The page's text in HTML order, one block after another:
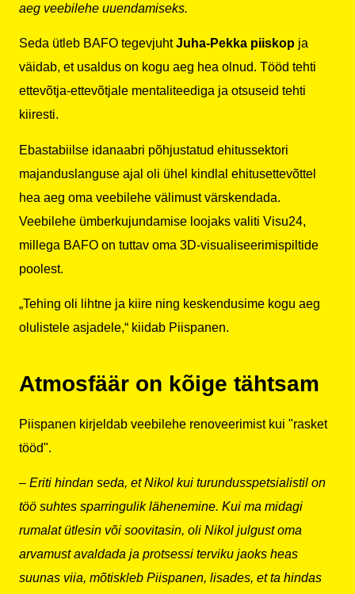
aeg veebilehe uuendamiseks.
Seda ütleb BAFO tegevjuhtJuha-Pekka piiskop ja
väidab, et usaldus on kogu aeg hea olnud. Tööd tehti
ettevõtja-ettevõtjale mentaliteediga ja otsuseid tehti
kiiresti.
Ebastabiilse idanaabri põhjustatud ehitussektori
majanduslanguse ajal oli ühel kindlal ehitusettevõttel
hea aeg oma veebilehe välimust värskendada.
Veebilehe ümberkujundamise loojaks valiti Visu24,
millega BAFO on tuttav oma 3D-visualiseerimispiltide
poolest.
„Tehing oli lihtne ja kiire ning keskendusime kogu aeg
olulistele asjadele,“ kiidab Piispanen.
Atmosfäär on kõige tähtsam
Piispanen kirjeldab veebilehe renoveerimist kui "rasket
tööd".
– Eriti hindan seda, et Nikol kui turundusspetsialistil on
töö suhtes sparringulik lähenemine. Kui ma midagi
rumalat ütlesin või soovitasin, oli Nikol julgust oma
arvamust avaldada ja protsessi terviku jaoks heas
suunas viia, mõtiskleb Piispanen, lisades, et ta hindas